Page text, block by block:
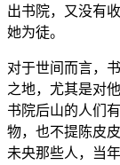
出书院，又没有
她为徒。
对于世间而言，
之地，尤其是对
书院后山的人们
物，也不提陈皮
未央那些人，当